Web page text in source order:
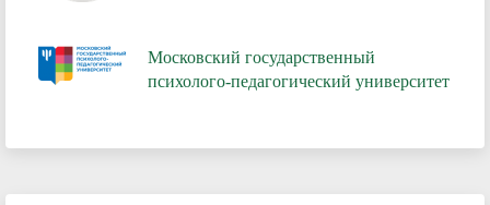
Московский государственный
психолого-педагогический университет